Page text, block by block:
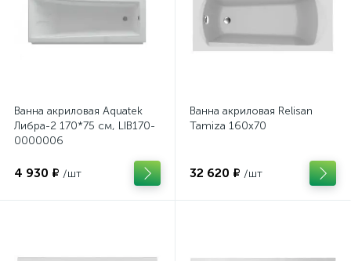
Ванна акриловая Aquatek
Либра-2 170*75 см, LIB170-
0000006
4 930 ₽ /шт
Ванна акриловая Relisan
Tamiza 160x70
32 620 ₽ /шт